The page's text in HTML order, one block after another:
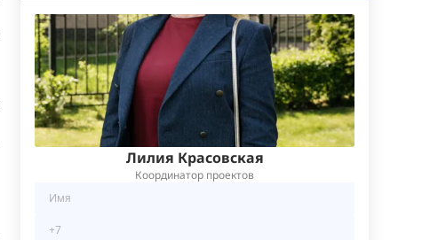
Лилия Красовская
Координатор проектов